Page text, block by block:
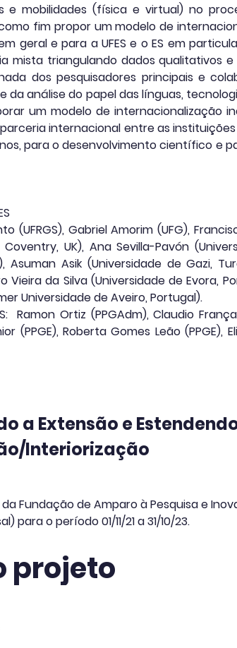
e mobilidades (física e virtual) no
fim propor um modelo de
geral e para a UFES e o ES em
mista triangulando dados qualitativos
dos pesquisadores principais e
análise do papel das línguas,
um modelo de internacionalização
internacional entre as
para o desenvolvimento científico e
(UFRGS), Gabriel Amorim (UFG),
UK), Ana Sevilla-Pavón
Asuman Asik (Universidade de Gazi,
da Silva (Universidade de Evora,
Universidade de Aveiro, Portugal).
Ramon Ortiz (PPGAdm), Claudio
(PPGE), Roberta Gomes Leão (PPGE),
a Extensão e
Interiorização
Fundação de Amparo à Pesquisa e
para o período 01/11/21 a 31/10/23.
projeto